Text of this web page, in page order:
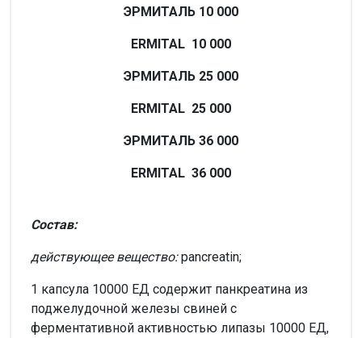
ЭРМИТАЛЬ 10 000
ERMITAL 10 000
ЭРМИТАЛЬ 25 000
ERMITAL 25 000
ЭРМИТАЛЬ 36 000
ERMITAL 36 000
Состав:
действующее вещество:pancreatin;
1 капсула 10000 ЕД содержит панкреатина из
поджелудочной железы свиней с
ферментативной активностью липазы 10000 ЕД,